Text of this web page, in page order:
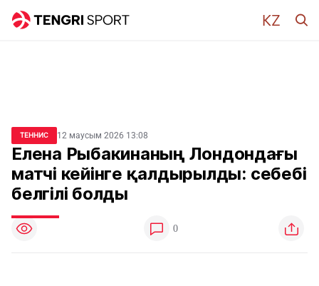
ТЕННИС 12 маусым 2026 13:08
Елена Рыбакинаның Лондондағы
матчі кейінге қалдырылды: себебі
белгілі болды
0